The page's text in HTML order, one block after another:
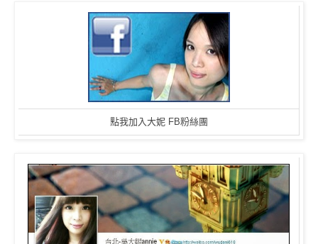
點我加入大妮 FB粉絲團